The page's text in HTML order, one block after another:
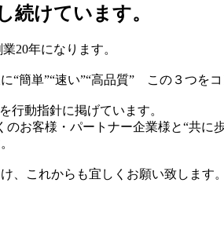
続けています。
20年になります。
“簡単”“速い”“高品質” この３つを
行動指針に掲げています。
のお客様・パートナー企業様と“共に
、これからも宜しくお願い致します。